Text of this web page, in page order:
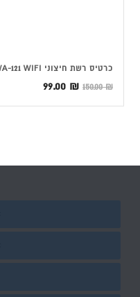
כרטיס רשת ‏חיצוני D-LINK DWA-121 WIFI
150.00₪
המחיר
99.00 ₪
המחיר